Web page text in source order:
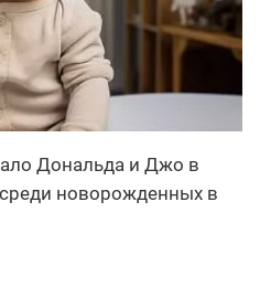
Дональда и Джо в
новорожденных в